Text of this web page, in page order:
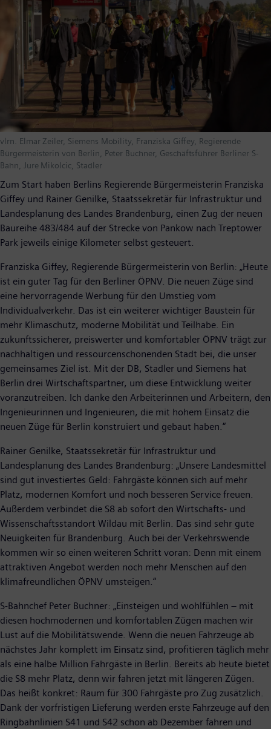
vlrn. Elmar Zeiler, Siemens Mobility, Franziska Giffey, Regierende
Bürgermeisterin von Berlin, Peter Buchner, Geschäftsführer Berliner S-
Bahn, Jure Mikolcic, Stadler
Zum Start haben Berlins Regierende Bürgermeisterin Franziska
Giffey und Rainer Genilke, Staatssekretär für Infrastruktur und
Landesplanung des Landes Brandenburg, einen Zug der neuen
Baureihe 483/484 auf der Strecke von Pankow nach Treptower
Park jeweils einige Kilometer selbst gesteuert.
Franziska Giffey, Regierende Bürgermeisterin von Berlin: „Heute
ist ein guter Tag für den Berliner ÖPNV. Die neuen Züge sind
eine hervorragende Werbung für den Umstieg vom
Individualverkehr. Das ist ein weiterer wichtiger Baustein für
mehr Klimaschutz, moderne Mobilität und Teilhabe. Ein
zukunftssicherer, preiswerter und komfortabler ÖPNV trägt zur
nachhaltigen und ressourcenschonenden Stadt bei, die unser
gemeinsames Ziel ist. Mit der DB, Stadler und Siemens hat
Berlin drei Wirtschaftspartner, um diese Entwicklung weiter
voranzutreiben. Ich danke den Arbeiterinnen und Arbeitern, den
Ingenieurinnen und Ingenieuren, die mit hohem Einsatz die
neuen Züge für Berlin konstruiert und gebaut haben.“
Rainer Genilke, Staatssekretär für Infrastruktur und
Landesplanung des Landes Brandenburg: „Unsere Landesmittel
sind gut investiertes Geld: Fahrgäste können sich auf mehr
Platz, modernen Komfort und noch besseren Service freuen.
Außerdem verbindet die S8 ab sofort den Wirtschafts- und
Wissenschaftsstandort Wildau mit Berlin. Das sind sehr gute
Neuigkeiten für Brandenburg. Auch bei der Verkehrswende
kommen wir so einen weiteren Schritt voran: Denn mit einem
attraktiven Angebot werden noch mehr Menschen auf den
klimafreundlichen ÖPNV umsteigen.“
S-Bahnchef Peter Buchner: „Einsteigen und wohlfühlen – mit
diesen hochmodernen und komfortablen Zügen machen wir
Lust auf die Mobilitätswende. Wenn die neuen Fahrzeuge ab
nächstes Jahr komplett im Einsatz sind, profitieren täglich mehr
als eine halbe Million Fahrgäste in Berlin. Bereits ab heute bietet
die S8 mehr Platz, denn wir fahren jetzt mit längeren Zügen.
Das heißt konkret: Raum für 300 Fahrgäste pro Zug zusätzlich.
Dank der vorfristigen Lieferung werden erste Fahrzeuge auf den
Ringbahnlinien S41 und S42 schon ab Dezember fahren und